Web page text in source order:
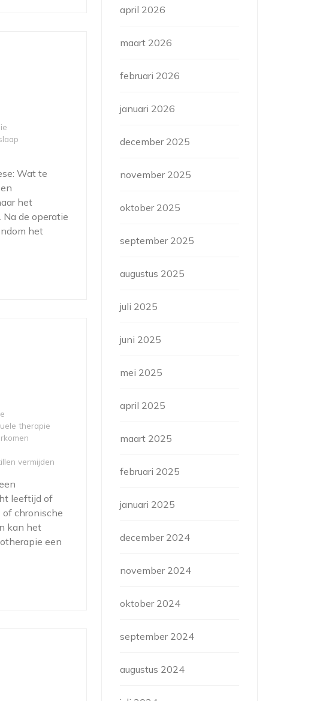
Wat te
het
de operatie
het
therapie
vermijden
leeftijd of
of chronische
kan het
een
april 2026
maart 2026
februari 2026
januari 2026
december 2025
november 2025
oktober 2025
september 2025
augustus 2025
juli 2025
juni 2025
mei 2025
april 2025
maart 2025
februari 2025
januari 2025
december 2024
november 2024
oktober 2024
september 2024
augustus 2024